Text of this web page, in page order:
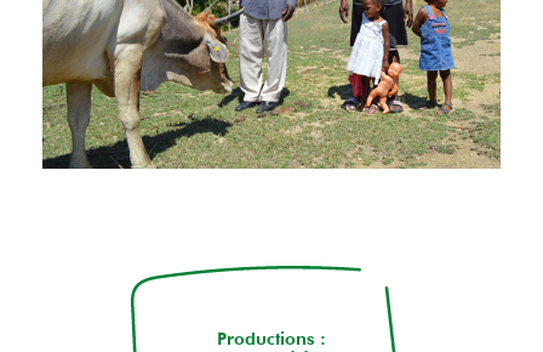
Productions :